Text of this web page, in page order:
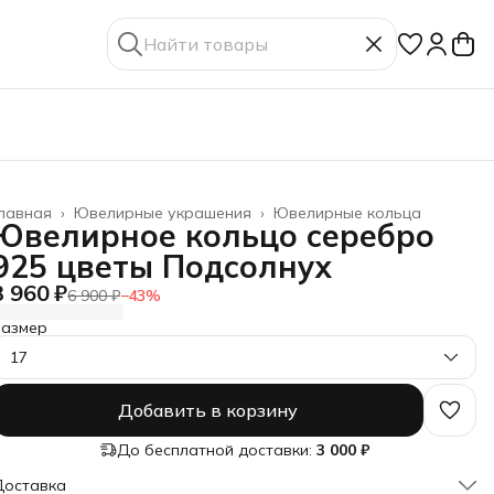
Ювелирные кольца
Ювелирные украшения ›
›
кольцо серебро
цветы Подсолнух
960 ₽6 900 ₽−43%
17
Добавить в корзину
До бесплатной доставки: 3 000 ₽